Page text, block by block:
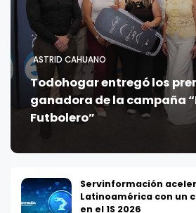
ASTRID CAHUANO
Todohogar entregó los
ganadora de la campaña
Futbolero”
Servinformación
Latinoamérica con un
en el 1S 2026